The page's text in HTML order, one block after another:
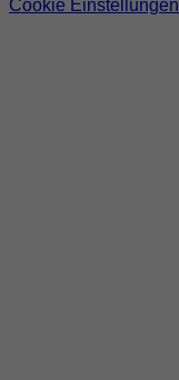
Cookie Einstellungen